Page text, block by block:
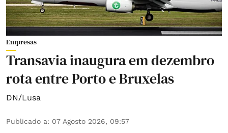
Empresas
Transavia inaugura em dezembro
rota entre Porto e Bruxelas
DN/Lusa
Publicado a: 07 Agosto 2026, 09:57